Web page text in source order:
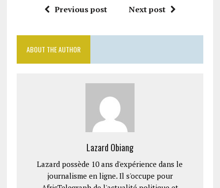
Previous post Next post
ABOUT THE AUTHOR
Lazard Obiang
Lazard possède 10 ans d'expérience dans le
journalisme en ligne. Il s'occupe pour